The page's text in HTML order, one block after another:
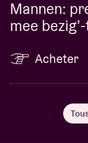
Mannen:
mee
Acheter